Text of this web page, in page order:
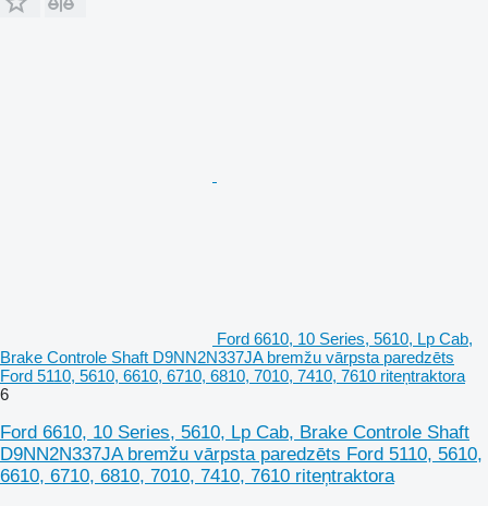
Ford 6610, 10 Series, 5610, Lp Cab,
Brake Controle Shaft D9NN2N337JA bremžu vārpsta paredzēts
Ford 5110, 5610, 6610, 6710, 6810, 7010, 7410, 7610 riteņtraktora
6
Ford 6610, 10 Series, 5610, Lp Cab, Brake Controle Shaft
D9NN2N337JA bremžu vārpsta paredzēts Ford 5110, 5610,
6610, 6710, 6810, 7010, 7410, 7610 riteņtraktora